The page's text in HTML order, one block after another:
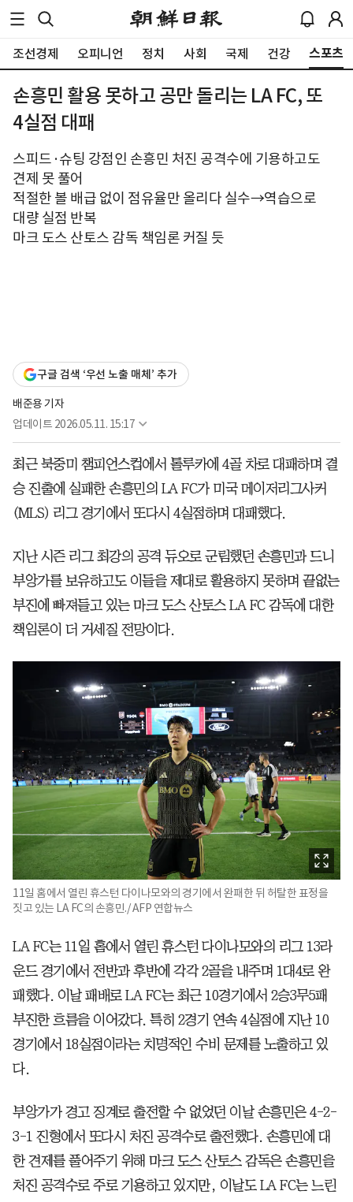
조선경제 오피니언 정치 사회 국제 건강 스포츠
손흥민 활용 못하고 공만 돌리는 LA FC, 또
4실점 대패
스피드·슈팅 강점인 손흥민 처진 공격수에 기용하고도
견제 못 풀어
적절한 볼 배급 없이 점유율만 올리다 실수→역습으로
대량 실점 반복
마크 도스 산토스 감독 책임론 커질 듯
구글 검색 ‘우선 노출 매체’ 추가
배준용 기자
업데이트 2026.05.11. 15:17
최근 북중미 챔피언스컵에서 톨루카에 4골 차로 대패하며 결
승 진출에 실패한 손흥민의 LA FC가 미국 메이저리그사커
(MLS) 리그 경기에서 또다시 4실점하며 대패했다.
지난 시즌 리그 최강의 공격 듀오로 군림했던 손흥민과 드니
부앙가를 보유하고도 이들을 제대로 활용하지 못하며 끝없는
부진에 빠져들고 있는 마크 도스 산토스 LA FC 감독에 대한
책임론이 더 거세질 전망이다.
11일 홈에서 열린 휴스턴 다이나모와의 경기에서 완패한 뒤 허탈한 표정을
짓고 있는 LA FC의 손흥민./ AFP 연합뉴스
LA FC는 11일 홈에서 열린 휴스턴 다이나모와의 리그 13라
운드 경기에서 전반과 후반에 각각 2골을 내주며 1대4로 완
패했다. 이날 패배로 LA FC는 최근 10경기에서 2승3무5패
부진한 흐름을 이어갔다. 특히 2경기 연속 4실점에 지난 10
경기에서 18실점이라는 치명적인 수비 문제를 노출하고 있
다.
부앙가가 경고 징계로 출전할 수 없었던 이날 손흥민은 4-2-
3-1 진형에서 또다시 처진 공격수로 출전했다. 손흥민에 대
한 견제를 풀어주기 위해 마크 도스 산토스 감독은 손흥민을
처진 공격수로 주로 기용하고 있지만, 이날도 LA FC는 느린